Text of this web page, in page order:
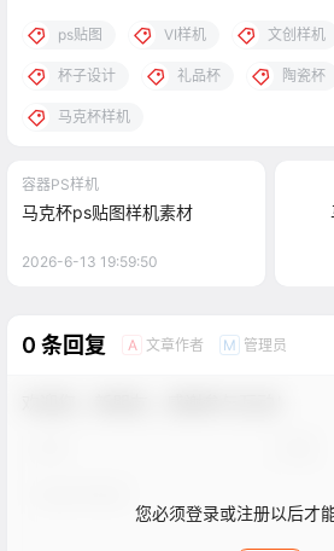
ps贴图 VI样机 文创样机
杯子设计 礼品杯 陶瓷杯
马克杯样机
容器PS样机
马克杯ps贴图样机素材
2026-6-13 19:59:50
0 条回复 A 文章作者 M 管理员
您必须登录或注册以后才